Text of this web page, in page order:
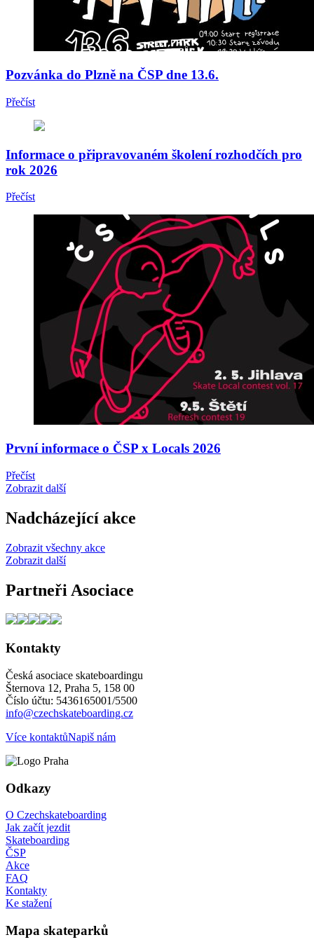
Pozvánka do Plzně na ČSP dne 13.6.
Přečíst
Informace o připravovaném školení rozhodčích pro
rok 2026
Přečíst
První informace o ČSP x Locals 2026
Přečíst
Zobrazit další
Nadcházející akce
Zobrazit všechny akce
Zobrazit další
Partneři Asociace
Kontakty
Česká asociace skateboardingu
Šternova 12, Praha 5, 158 00
Číslo účtu: 5436165001/5500
info@czechskateboarding.cz
Více kontaktůNapiš nám
Odkazy
O Czechskateboarding
Jak začít jezdit
Skateboarding
ČSP
Akce
FAQ
Kontakty
Ke stažení
Mapa skateparků